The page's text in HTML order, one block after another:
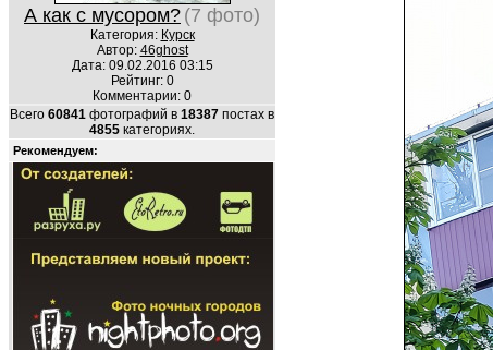
А как с мусором? (7 фото)
Категория: Курск
Автор: 46ghost
Дата: 09.02.2016 03:15
Рейтинг: 0
Комментарии: 0
Всего 60841 фотографий в 18387 постах в
4855 категориях.
Рекомендуем: